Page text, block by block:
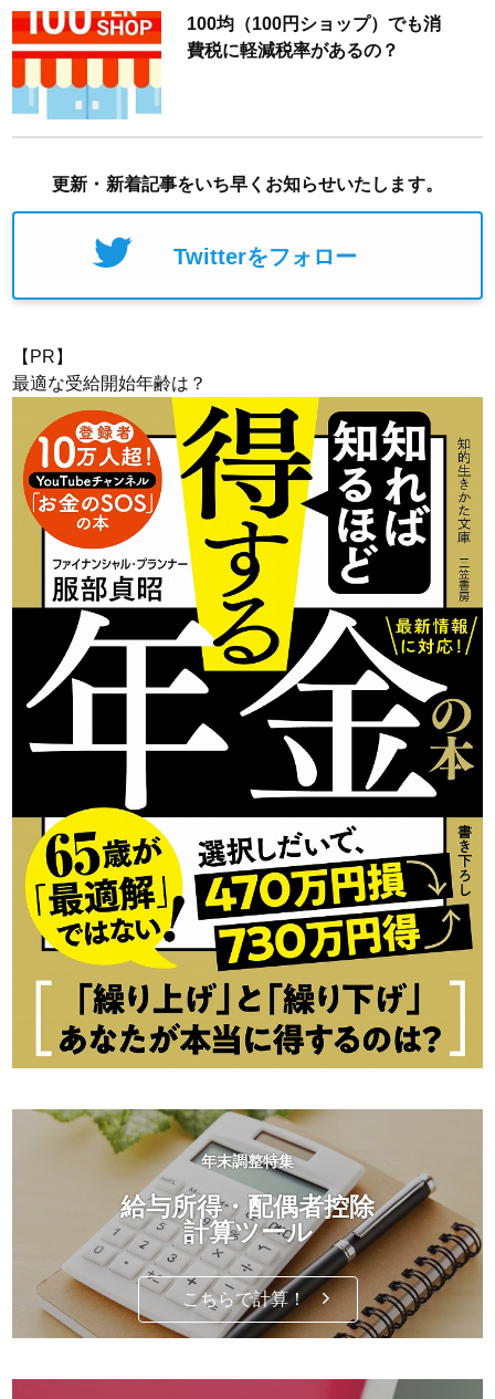
100均（100円ショップ）でも消
費税に軽減税率があるの？
更新・新着記事をいち早くお知らせいたします。
Twitterをフォロー
【PR】
最適な受給開始年齢は？
年末調整特集
給与所得・配偶者控除
計算ツール
こちらで計算！